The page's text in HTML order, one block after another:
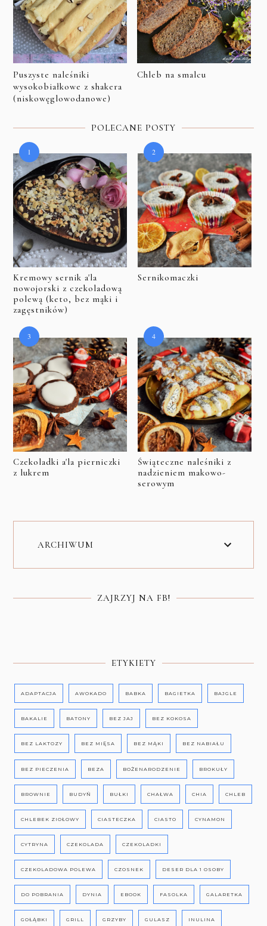
Puszyste naleśniki
wysokobiałkowe z shakera
(niskowęglowodanowe)
Chleb na smalcu
POLECANE POSTY
Kremowy sernik a'la
nowojorski z czekoladową
polewą (keto, bez mąki i
zagęstników)
Sernikomaczki
Czekoladki a'la pierniczki
z lukrem
Świąteczne naleśniki z
nadzieniem makowo-
serowym
ARCHIWUM
ZAJRZYJ NA FB!
ETYKIETY
ADAPTACJA AWOKADO BABKA BAGIETKA BAJGLE
BAKALIE BATONY BEZ JAJ BEZ KOKOSA
BEZ LAKTOZY BEZ MIĘSA BEZ MĄKI BEZ NABIAŁU
BEZ PIECZENIA BEZA BOŻENARODZENIE BROKUŁY
BROWNIE BUDYŃ BUŁKI CHAŁWA CHIA CHLEB
CHLEBEK ZIOŁOWY CIASTECZKA CIASTO CYNAMON
CYTRYNA CZEKOLADA CZEKOLADKI
CZEKOLADOWA POLEWA CZOSNEK DESER DLA 1 OSOBY
DO POBRANIA DYNIA EBOOK FASOLKA GALARETKA
GOŁĄBKI GRILL GRZYBY GULASZ INULINA